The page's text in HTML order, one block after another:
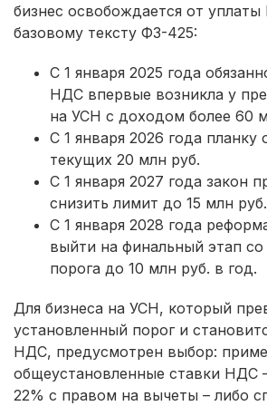
бизнес освобождается от
базовому тексту ФЗ-425:
С 1 января 2025 года
НДС впервые возникла у
на УСН с доходом более 60
С 1 января 2026 года планку
текущих 20 млн руб.
С 1 января 2027 года закон
снизить лимит до 15 млн руб.
С 1 января 2028 года
выйти на финальный этап
порога до 10 млн руб. в год.
Для бизнеса на УСН, который
установленный порог и
НДС, предусмотрен выбор:
общеустановленные ставки НДС
22% с правом на вычеты – либо